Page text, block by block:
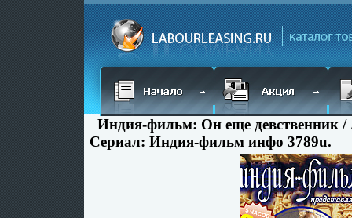
Индия-фильм: Он еще девственник /
Сериал: Индия-фильм инфо 3789u.